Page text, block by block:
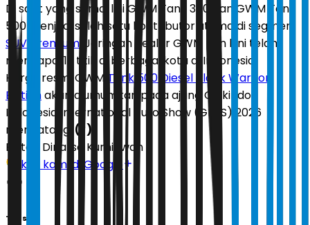
Di saat yang sama, lini GWM Tank 300 dan GWM Tank
500 menjadi salah satu kontributor utama di segmen
SUV premium . Jaringan dealer GWM pun kini telah
mencapai 19 titik di berbagai kota di Indonesia.
Harga resmi GWM Tank 500 Diesel Black Warrior
Editionakan diumumkan pada ajang Gaikindo
Indonesia International Auto Show (GIIAS) 2026
mendatang. (*)
Editor: Dinarsa Kurniawan
Ikuti kami di Google
Tags